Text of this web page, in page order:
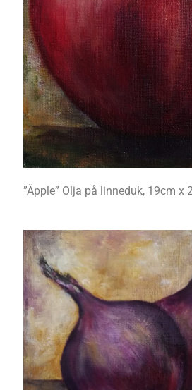
”Äpple” Olja på linneduk, 19cm x